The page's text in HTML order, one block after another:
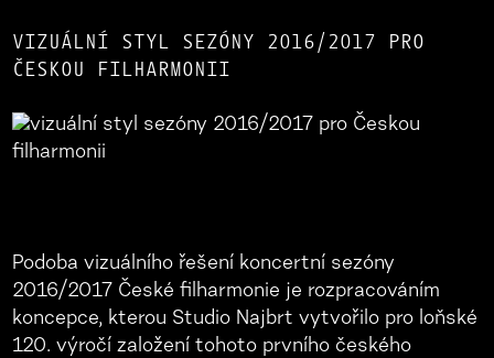
VIZUÁLNÍ STYL SEZÓNY 2016/2017 PRO
ČESKOU FILHARMONII
Podoba vizuálního řešení koncertní sezóny
2016/2017 České filharmonie je rozpracováním
koncepce, kterou Studio Najbrt vytvořilo pro loňské
120. výročí založení tohoto prvního českého